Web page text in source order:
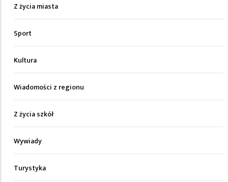
Z życia miasta
Sport
Kultura
Wiadomości z regionu
Z życia szkół
Wywiady
Turystyka